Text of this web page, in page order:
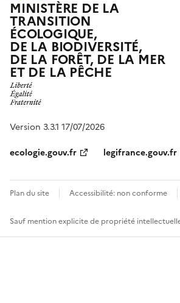
MINISTÈRE DE LA
TRANSITION
ÉCOLOGIQUE,
DE LA BIODIVERSITÉ,
DE LA FORÊT, DE LA MER
ET DE LA PÊCHE
Version 3.3.1 17/07/2026
ecologie.gouv.fr
legifrance.gouv.fr
Plan du site Accessibilité: non conforme
Sauf mention explicite de propriété